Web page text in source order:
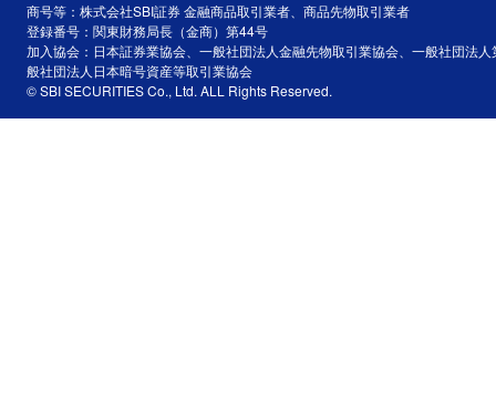
商号等：株式会社SBI証券 金融商品取引業者、商品先物取引業者
登録番号：関東財務局長（金商）第44号
加入協会：日本証券業協会、一般社団法人金融先物取引業協会、一般社団法
般社団法人日本暗号資産等取引業協会
© SBI SECURITIES Co., Ltd. ALL Rights Reserved.